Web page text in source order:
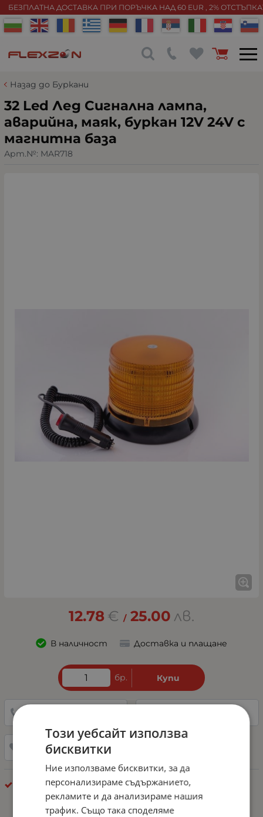
БЕЗПЛАТНА ДОСТАВКА ПРИ ПОРЪЧКА НАД 60 EUR , 2%
Назад до Буркани
32 Led Лед Сигнална лампа,
аварийна, маяк, буркан 12V 24V с
магнитна база
Арт.№: MAR718
12.78 € / 25.00 лв.
В наличност Доставка и плащане
бр. Купи
Добави в любими
Буркани
Този уебсайт използва
бисквитки
Ние използваме бисквитки, за да
персонализираме съдържанието,
рекламите и да анализираме нашия
трафик. Също така споделяме